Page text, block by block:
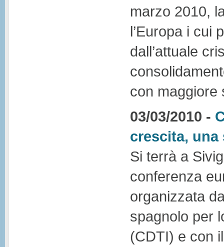
marzo 2010,
l’Europa i cui
dall’attuale
con maggiore
03/03/2010 -
crescita,
Si terrà a
conferenza
organizzata
spagnolo per
(CDTI) e con